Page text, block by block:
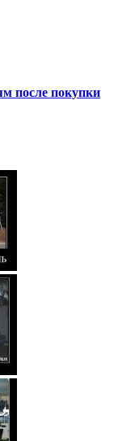
после покупки